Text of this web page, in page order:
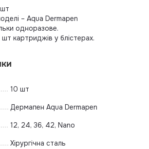
– Aqua Dermapen
одноразове.
шт картриджів у блістерах.
10 шт
Дермапен Aqua Dermapen
12, 24, 36, 42, Nano
Хірургічна сталь